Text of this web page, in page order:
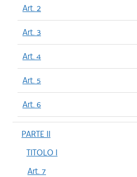
Art. 2
Art. 3
Art. 4
Art. 5
Art. 6
PARTE II
TITOLO I
Art. 7